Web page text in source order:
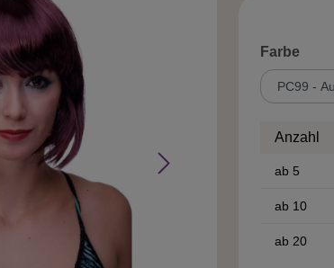
Farbe
Anzahl
ab 5
ab 10
ab 20